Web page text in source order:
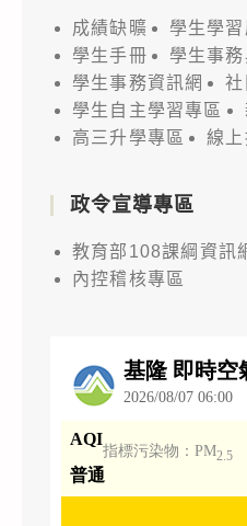
成績缺曠
學生學
學生手冊
學生事
學生事務資訊網
學生自主學習專區
高三升學專區
線上
政令宣導專區
教育部108課綱資訊
內控稽核專區